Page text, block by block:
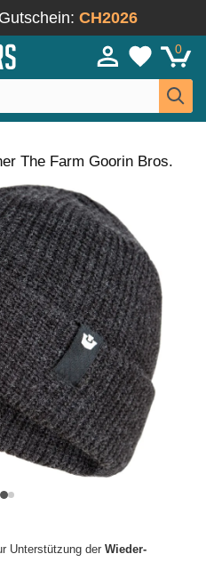
Gutschein: CH2026
0
The Farm Goorin Bros.
Unterstützung der Wieder-